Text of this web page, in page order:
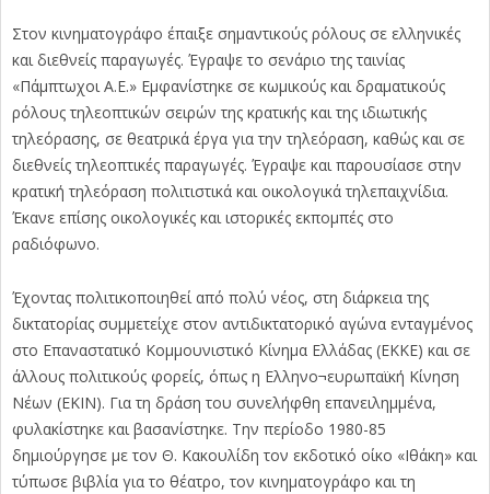
Στον κινηματογράφο έπαιξε σημαντικούς ρόλους σε ελληνικές
και διεθνείς παραγωγές. Έγραψε το σενάριο της ταινίας
«Πάμπτωχοι Α.Ε.» Εμφανίστηκε σε κωμικούς και δραματικούς
ρόλους τηλεοπτικών σειρών της κρατικής και της ιδιωτικής
τηλεόρασης, σε θεατρικά έργα για την τηλεόραση, καθώς και σε
διεθνείς τηλεοπτικές παραγωγές. Έγραψε και παρουσίασε στην
κρατική τηλεόραση πολιτιστικά και οικολογικά τηλεπαιχνίδια.
Έκανε επίσης οικολογικές και ιστορικές εκπομπές στο
ραδιόφωνο.
Έχοντας πολιτικοποιηθεί από πολύ νέος, στη διάρκεια της
δικτατορίας συμμετείχε στον αντιδικτατορικό αγώνα ενταγμένος
στο Επαναστατικό Κομμουνιστικό Κίνημα Ελλάδας (ΕΚΚΕ) και σε
άλλους πολιτικούς φορείς, όπως η Ελληνο¬ευρωπαϊκή Κίνηση
Νέων (ΕΚΙΝ). Για τη δράση του συνελήφθη επανειλημμένα,
φυλακίστηκε και βασανίστηκε. Την περίοδο 1980-85
δημιούργησε με τον Θ. Κακουλίδη τον εκδοτικό οίκο «Ιθάκη» και
τύπωσε βιβλία για το θέατρο, τον κινηματογράφο και τη